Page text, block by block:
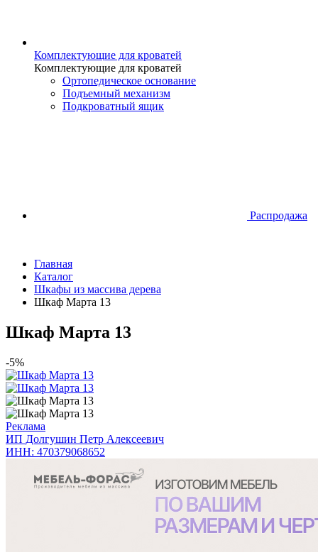
Комплектующие для кроватей
Комплектующие для кроватей
Ортопедическое основание
Подъемный механизм
Подкроватный ящик
Распродажа
Главная
Каталог
Шкафы из массива дерева
Шкаф Марта 13
Шкаф Марта 13
-5%
Реклама
ИП Долгушин Петр Алексеевич
ИНН: 470379068652